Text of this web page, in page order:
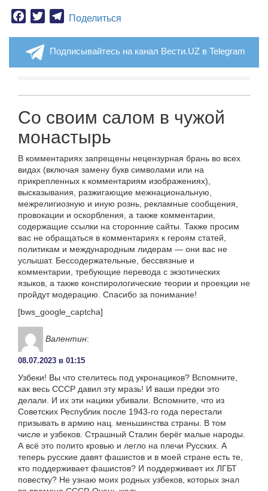
Facebook
TwitterTelegram
Поделиться
Подписывайтесь на канал Вести.UZ в Telegram
Со своим салом в чужой
монастырь
В комментариях запрещены нецензурная брань во всех
видах (включая замену букв символами или на
прикрепленных к комментариям изображениях),
высказывания, разжигающие межнациональную,
межрелигиозную и иную рознь, рекламные сообщения,
провокации и оскорбления, а также комментарии,
содержащие ссылки на сторонние сайты. Также просим
вас не обращаться в комментариях к героям статей,
политикам и международным лидерам — они вас не
услышат. Бессодержательные, бессвязные и
комментарии, требующие перевода с экзотических
языков, а также конспирологические теории и проекции не
пройдут модерацию. Спасибо за понимание!
[bws_google_captcha]
Валентин:
08.07.2023 в 01:15
Узбеки! Вы что стелитесь под укронациков? Вспомните,
как весь СССР давил эту мразь! И ваши предки это
делали. И их эти нацики убивали. Вспомните, что из
Советских Республик после 1943-го года перестали
призывать в армию нац. меньшинства страны. В том
числе и узбеков. Страшный Сталин берёг малые народы.
А всё это полито кровью и легло на плечи Русских. А
теперь русские давят фашистов и в моей стране есть те,
кто поддерживает фашистов? И поддерживает их ЛГБТ
повестку? Не узнаю моих родных узбеков, которых знал